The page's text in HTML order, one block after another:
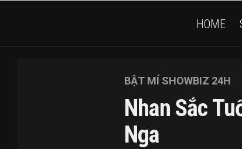
HOME
BẬT MÍ SHOWBIZ 24H
Nhan Sắc
Nga